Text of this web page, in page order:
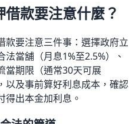
借款要注意什麼？
款要注意三件事：選擇政府立
法當舖（月息1%至2.5%）、
當期限（通常30天可展
以及事前算好利息成本，確認
得出本金加利息。